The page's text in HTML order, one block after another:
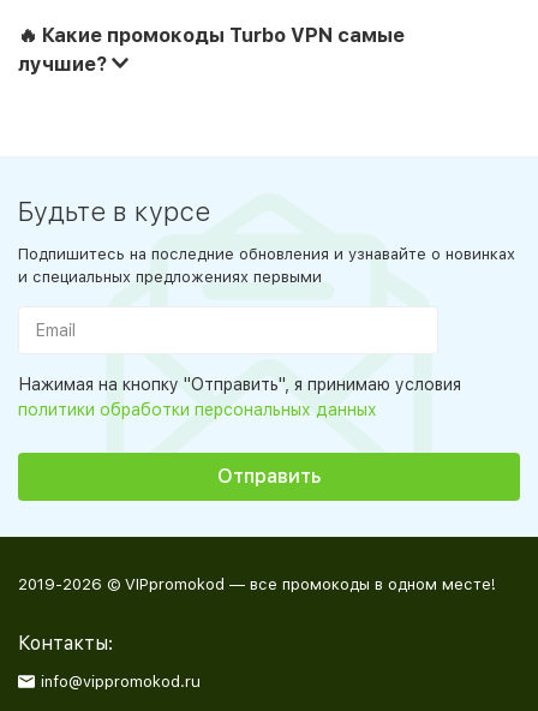
🔥 Какие промокоды Turbo VPN самые
лучшие?
Будьте в курсе
Подпишитесь на последние обновления и узнавайте о новинках
и специальных предложениях первыми
Нажимая на кнопку "Отправить", я принимаю условия
политики обработки персональных данных
2019-2026 © VIPpromokod — все промокоды в одном месте!
Контакты:
info@vippromokod.ru